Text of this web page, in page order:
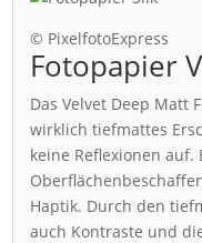
© PixelfotoExpress
Fotopapier
Das Velvet Deep Matt
wirklich tiefmattes
keine Reflexionen auf.
Haptik. Durch den
auch Kontraste und